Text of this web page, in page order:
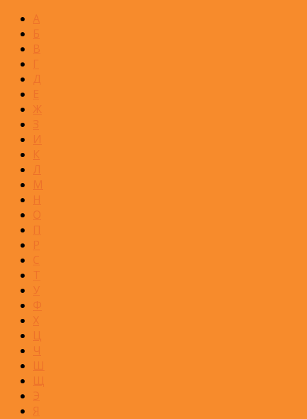
А
Б
В
Г
Д
Е
Ж
З
И
К
Л
М
Н
О
П
Р
С
Т
У
Ф
Х
Ц
Ч
Ш
Щ
Э
Я